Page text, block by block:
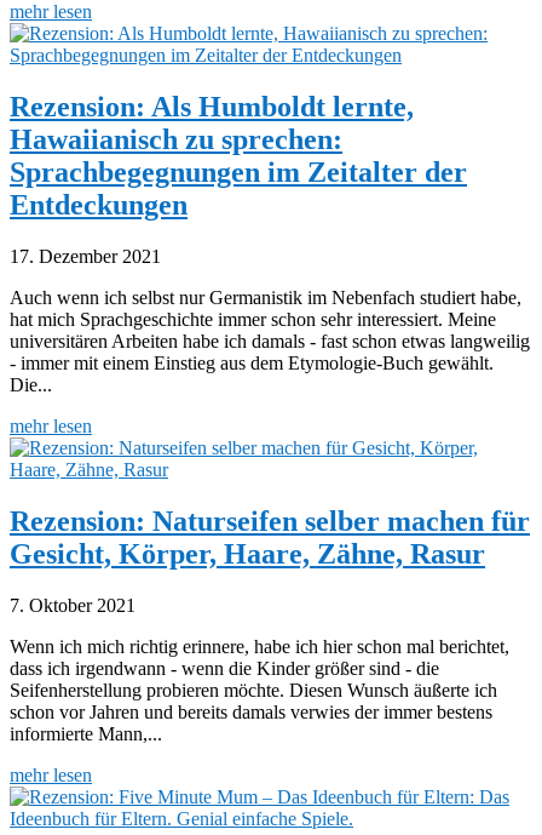
mehr lesen
Rezension: Als Humboldt lernte,
Hawaiianisch zu sprechen:
Sprachbegegnungen im Zeitalter der
Entdeckungen
17. Dezember 2021
Auch wenn ich selbst nur Germanistik im Nebenfach studiert habe,
hat mich Sprachgeschichte immer schon sehr interessiert. Meine
universitären Arbeiten habe ich damals - fast schon etwas langweilig
- immer mit einem Einstieg aus dem Etymologie-Buch gewählt.
Die...
mehr lesen
Rezension: Naturseifen selber machen für
Gesicht, Körper, Haare, Zähne, Rasur
7. Oktober 2021
Wenn ich mich richtig erinnere, habe ich hier schon mal berichtet,
dass ich irgendwann - wenn die Kinder größer sind - die
Seifenherstellung probieren möchte. Diesen Wunsch äußerte ich
schon vor Jahren und bereits damals verwies der immer bestens
informierte Mann,...
mehr lesen